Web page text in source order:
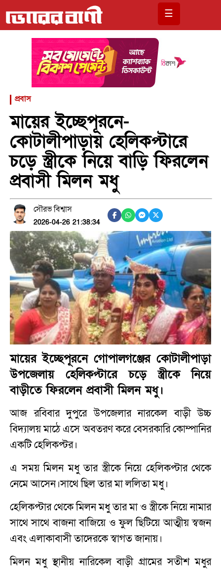
☰
প্রবাস
মায়ের ইচ্ছেপূরনে-
কোটালীপাড়ায় হেলিকপ্টারে
চড়ে স্ত্রীকে নিয়ে বাড়ি ফিরলেন
প্রবাসী মিলন মধু
সৌরভ বিশ্বাস
2026-04-26 21:38:34
মায়ের ইচ্ছেপূরনে গোপালগঞ্জের কোটালীপাড়া
উপজেলায় হেলিকপ্টারে চড়ে স্ত্রীকে নিয়ে
বাড়ীতে ফিরলেন প্রবাসী মিলন মধু।
আজ রবিবার দুপুরে উপজেলার নারকেল বাড়ী উচ্চ
বিদ্যালয় মাঠে এসে অবতরণ করে বেসরকারি কোম্পানির
একটি হেলিকপ্টর।
এ সময় মিলন মধু তার স্ত্রীকে নিয়ে হেলিকপ্টার থেকে
নেমে আসেন।সাথে ছিল তার মা ললিতা মধু।
হেলিকপ্টার থেকে মিলন মধু তার মা ও স্ত্রীকে নিয়ে নামার
সাথে সাথে বাজনা বাজিয়ে ও ফুল ছিটিয়ে আত্মীয় স্বজন
এবং এলাকাবাসী তাদেরকে স্বাগত জানায়।
মিলন মধু স্থানীয় নারিকেল বাড়ী গ্রামের সতীশ মধুর